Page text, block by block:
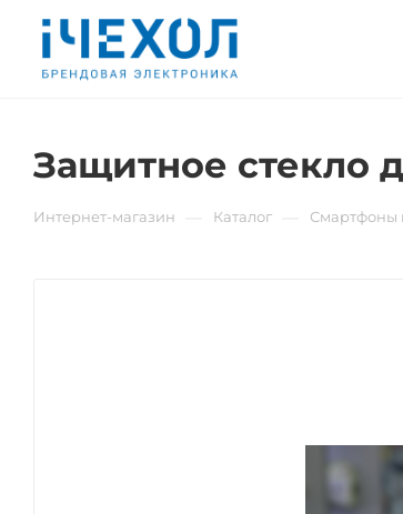
Защитное стекло
Интернет-магазин Каталог Смартфоны